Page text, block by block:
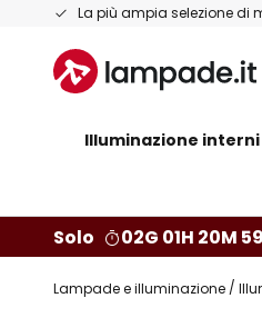
La più ampia selezione di
Salta
contenuto
Illuminazione interni
Solo 02G 01H 20M
Lampade e illuminazione